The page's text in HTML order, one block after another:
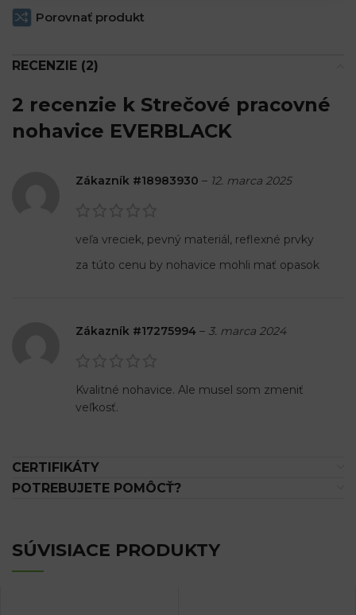
Porovnať produkt
RECENZIE (2)
2 recenzie k Strečové pracovné
nohavice EVERBLACK
Zákazník #18983930 – 12. marca 2025
veľa vreciek, pevný materiál, reflexné prvky
za túto cenu by nohavice mohli mať opasok
Zákazník #17275994 – 3. marca 2024
Kvalitné nohavice. Ale musel som zmeniť
veľkosť.
CERTIFIKÁTY
POTREBUJETE POMÔCŤ?
SÚVISIACE PRODUKTY